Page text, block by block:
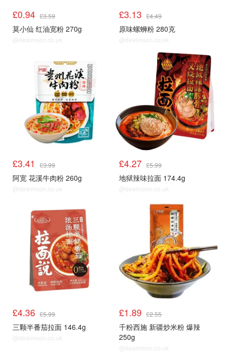
£0.94 £3.59
莫小仙 红油宽粉 270g
@dealmoon.co.uk
£3.13 £4.49
原味螺蛳粉 280克
@dealmoon.co.uk
£3.41 £3.99
阿宽 花溪牛肉粉 260g
@dealmoon.co.uk
£4.27 £5.99
地狱辣味拉面 174.4g
@dealmoon.co.uk
£4.36 £5.99
三颗半番茄拉面 146.4g
@dealmoon.co.uk
£1.89 £2.55
千粉西施 新疆炒米粉 爆辣
250g
@dealmoon.co.uk